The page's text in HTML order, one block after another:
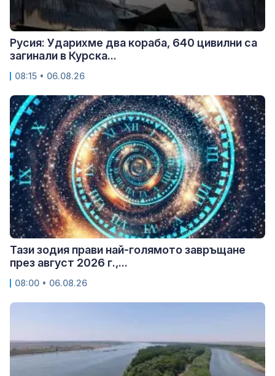
Русия: Ударихме два кораба, 640 цивилни са
загинали в Курска...
08:15 • 06.08.26
Тази зодия прави най-голямото завръщане
през август 2026 г.,...
08:00 • 06.08.26